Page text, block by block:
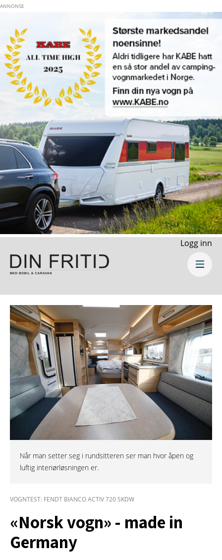
Logg inn
Når man setter seg i rundsitteren ser man hvor åpen og
luftig interiørløsningen er.
VOGNTEST: FENDT BIANCO ACTIV 720 SKDW
«Norsk vogn» - made in
Germany